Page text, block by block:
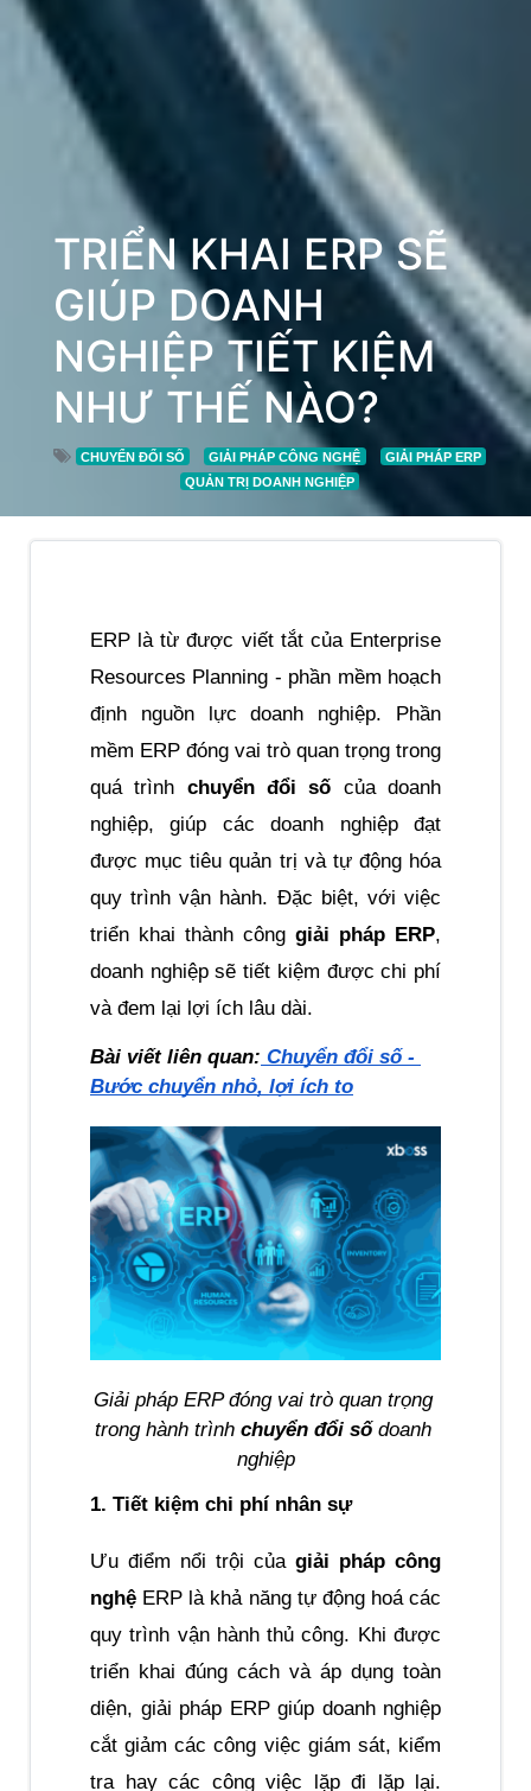
TRIỂN KHAI ERP SẼ
GIÚP DOANH
NGHIỆP TIẾT KIỆM
NHƯ THẾ NÀO?
CHUYỂN ĐỔI SỐ GIẢI PHÁP CÔNG NGHỆ
GIẢI PHÁP ERP
QUẢN TRỊ DOANH NGHIỆP
ERP là từ được viết tắt của Enterprise
Resources Planning - phần mềm hoạch
định nguồn lực doanh nghiệp. Phần
mềm ERP đóng vai trò quan trọng trong
quá trình chuyển đổi số của doanh
nghiệp, giúp các doanh nghiệp đạt
được mục tiêu quản trị và tự động hóa
quy trình vận hành. Đặc biệt, với việc
triển khai thành công giải pháp ERP,
doanh nghiệp sẽ tiết kiệm được chi phí
và đem lại lợi ích lâu dài.
Bài viết liên quan: Chuyển đổi số -
Bước chuyển nhỏ, lợi ích to
Giải pháp ERP đóng vai trò quan trọng
trong hành trình chuyển đổi số doanh
nghiệp
1. Tiết kiệm chi phí nhân sự
Ưu điểm nổi trội của giải pháp công
nghệ ERP là khả năng tự động hoá các
quy trình vận hành thủ công. Khi được
triển khai đúng cách và áp dụng toàn
diện, giải pháp ERP giúp doanh nghiệp
cắt giảm các công việc giám sát, kiểm
tra hay các công việc lặp đi lặp lại.